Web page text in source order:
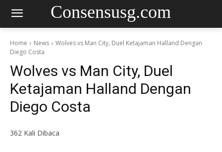
Consensusg.com
Home News
Wolves vs Man City, Duel Ketajaman Halland Dengan
Diego Costa
Wolves vs Man City, Duel
Ketajaman Halland Dengan
Diego Costa
362 Kali Dibaca